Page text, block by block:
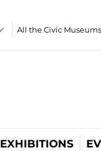
All the Civic Museums
EXHIBITIONS